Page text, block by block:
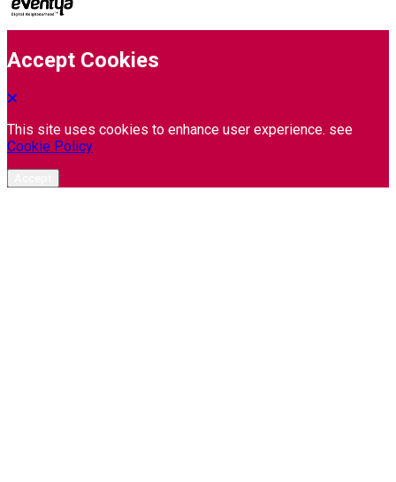
Accept Cookies
This site uses cookies to enhance user experience. see
Cookie Policy